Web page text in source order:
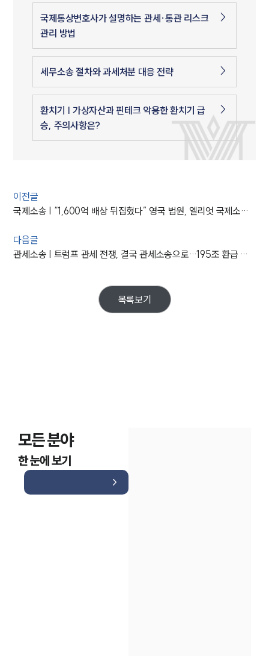
국제통상변호사가 설명하는 관세·통관 리스크
관리 방법
세무소송 절차와 과세처분 대응 전략
환치기 | 가상자산과 핀테크 악용한 환치기 급
승, 주의사항은?
이전글
국제소송 | “1,600억 배상 뒤집혔다” 영국 법원, 엘리엇 국제소송서 한국 정부 손 들어줘
다음글
관세소송 | 트럼프 관세 전쟁, 결국 관세소송으로…195조 환급 명령
목록보기
모든 분야
한 눈에 보기